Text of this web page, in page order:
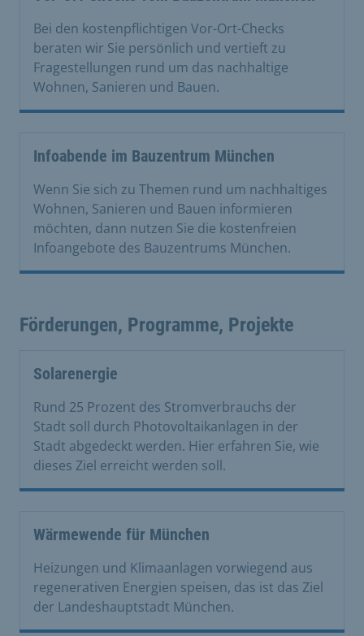
Bei den kostenpflichtigen Vor-Ort-Checks
beraten wir Sie persönlich und vertieft zu
Fragestellungen rund um das nachhaltige
Wohnen, Sanieren und Bauen.
Infoabende im Bauzentrum München
Wenn Sie sich zu Themen rund um nachhaltiges
Wohnen, Sanieren und Bauen informieren
möchten, dann nutzen Sie die kostenfreien
Infoangebote des Bauzentrums München.
Förderungen, Programme, Projekte
Solarenergie
Rund 25 Prozent des Stromverbrauchs der
Stadt soll durch Photovoltaikanlagen in der
Stadt abgedeckt werden. Hier erfahren Sie, wie
dieses Ziel erreicht werden soll.
Wärmewende für München
Heizungen und Klimaanlagen vorwiegend aus
regenerativen Energien speisen, das ist das Ziel
der Landeshauptstadt München.